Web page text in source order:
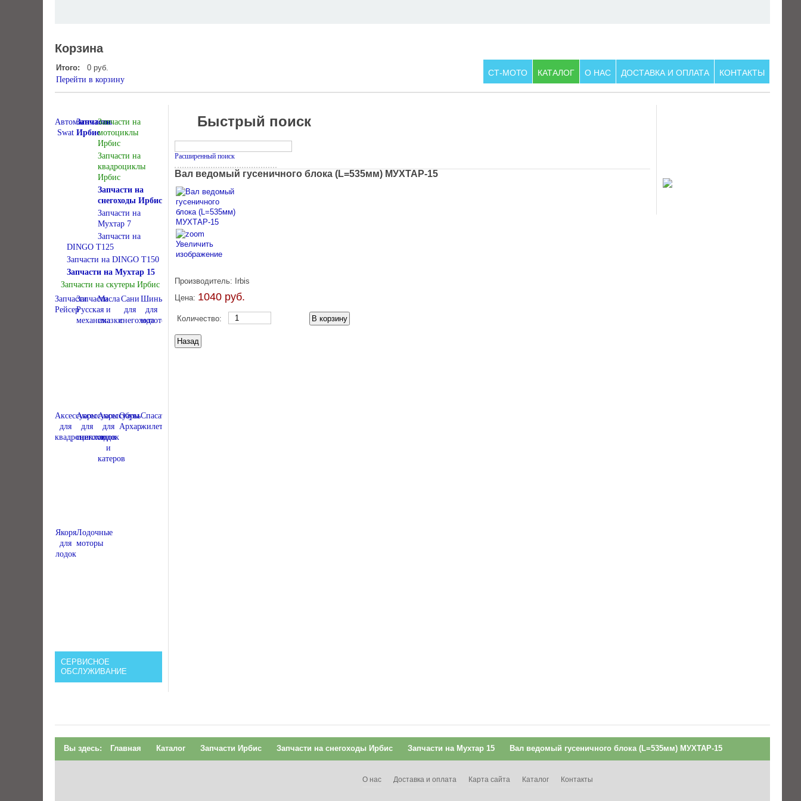
СТ-МОТО КАТАЛОГ О НАС ДОСТАВКА И ОПЛАТА КОНТАКТЫ
Корзина
Итого: 0 руб.
Перейти в корзину
Автомагнитолы
Swat
Запчасти
Ирбис
Запчасти на
мотоциклы
Ирбис
Запчасти на
квадроциклы
Ирбис
Запчасти на
снегоходы Ирбис
Запчасти на
Мухтар 7
Запчасти на
DINGO T125
Запчасти на DINGO T150
Запчасти на Мухтар 15
Запчасти на скутеры Ирбис
Запчасти
Рейсер
Запчасти
Русская
механика
Масла
и
смазки
Сани
для
снегохода
Шины
для
мототехники
Аксессуары
для
квадроциклов
Аксессуары
для
снегоходов
Аксессуары
для
лодок
и
катеров
Обувь
Архар
Спасательные
жилеты
Якоря
для
лодок
Лодочные
моторы
СЕРВИСНОЕ
ОБСЛУЖИВАНИЕ
Быстрый поиск
Расширенный поиск
Вал ведомый гусеничного блока (L=535мм) МУХТАР-15
Увеличить
изображение
Производитель: Irbis
Цена: 1040 руб.
Количество:
Вы здесь: Главная Каталог Запчасти Ирбис Запчасти на снегоходы Ирбис Запчасти на Мухтар 15 Вал ведомый гусеничного блока (L=535мм) МУХТАР-15
О нас Доставка и оплата Карта сайта Каталог Контакты